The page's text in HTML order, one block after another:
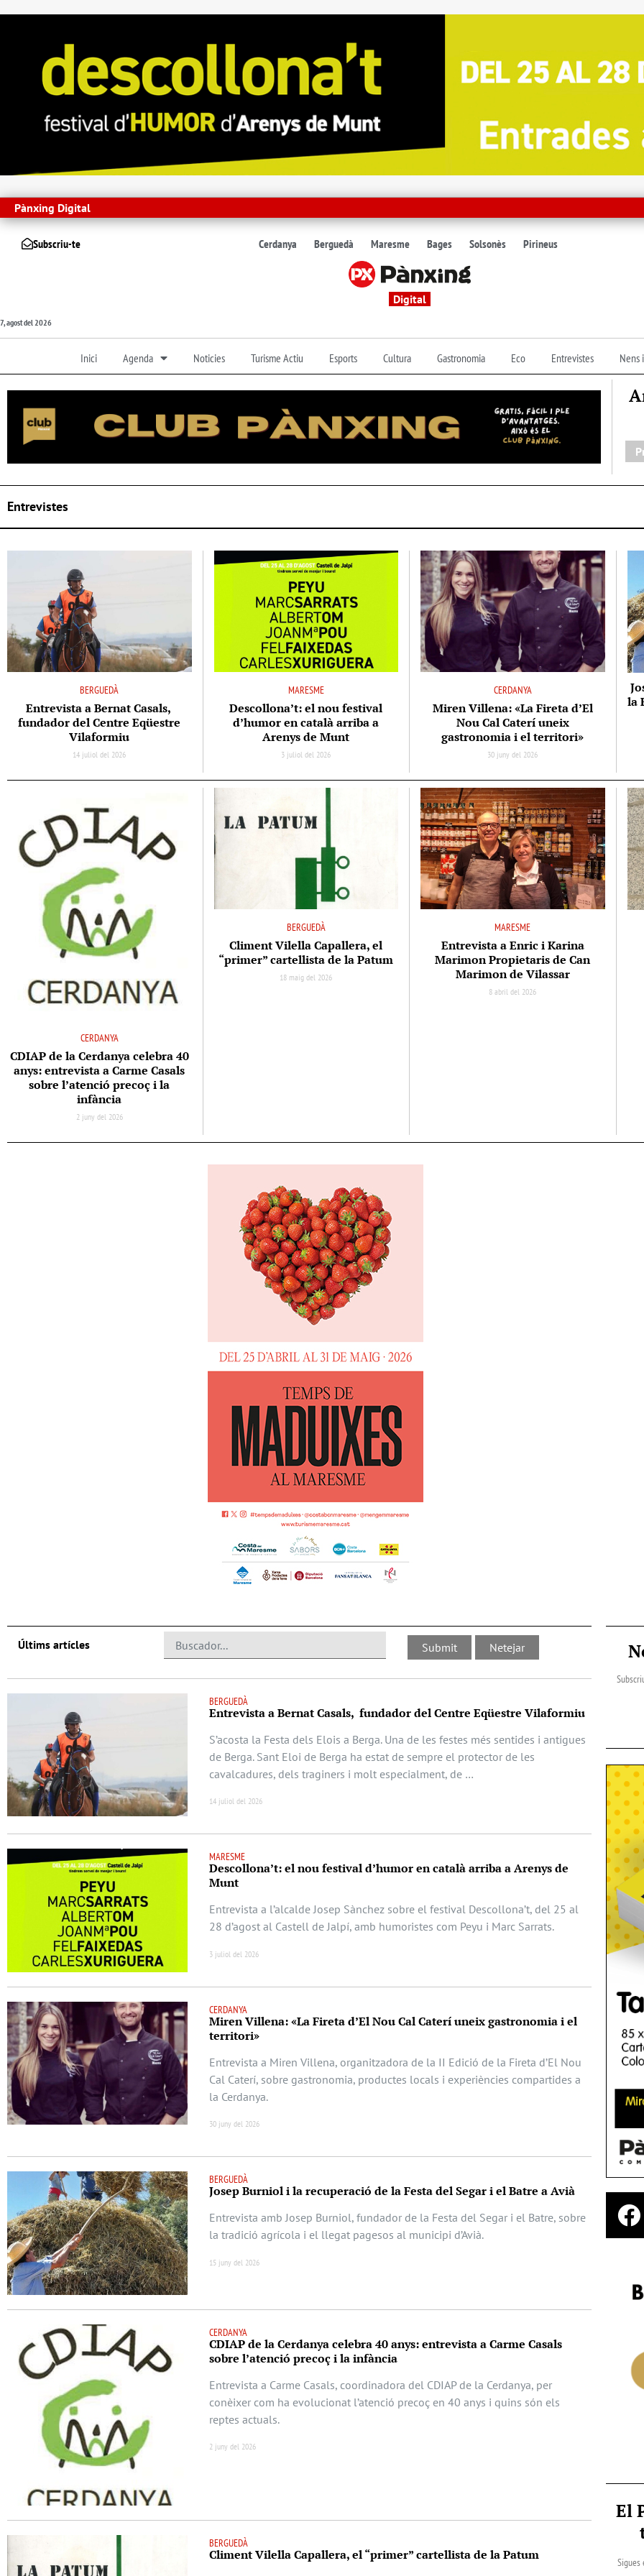
Pànxing Digital
Subscriu-te Cerdanya Berguedà Maresme Bages Solsonès Pirineus
Digital
7, agost del 2026
Inici Agenda Noticies Turisme Actiu Esports Cultura Gastronomia Eco Entrevistes Nens
Entrevistes
BERGUEDÀ
Entrevista a Bernat Casals,
fundador del Centre Eqüestre
Vilaformiu
14 juliol del 2026
MARESME
Descollona’t: el nou festival
d’humor en català arriba a
Arenys de Munt
3 juliol del 2026
CERDANYA
Miren Villena: «La Fireta d’El
Nou Cal Caterí uneix
gastronomia i el territori»
30 juny del 2026
la
CERDANYA
CDIAP de la Cerdanya celebra 40
anys: entrevista a Carme Casals
sobre l’atenció precoç i la
infància
2 juny del 2026
BERGUEDÀ
Climent Vilella Capallera, el
“primer” cartellista de la Patum
18 maig del 2026
MARESME
Entrevista a Enric i Karina
Marimon Propietaris de Can
Marimon de Vilassar
8 abril del 2026
Últims artícles
BERGUEDÀ
Entrevista a Bernat Casals, fundador del Centre Eqüestre Vilaformiu
S’acosta la Festa dels Elois a Berga. Una de les festes més sentides i antigues
de Berga. Sant Eloi de Berga ha estat de sempre el protector de les
cavalcadures, dels traginers i molt especialment, de …
14 juliol del 2026
MARESME
Descollona’t: el nou festival d’humor en català arriba a Arenys de
Munt
Entrevista a l’alcalde Josep Sànchez sobre el festival Descollona’t, del 25 al
28 d’agost al Castell de Jalpí, amb humoristes com Peyu i Marc Sarrats.
3 juliol del 2026
CERDANYA
Miren Villena: «La Fireta d’El Nou Cal Caterí uneix gastronomia i el
territori»
Entrevista a Miren Villena, organitzadora de la II Edició de la Fireta d’El Nou
Cal Caterí, sobre gastronomia, productes locals i experiències compartides a
la Cerdanya.
30 juny del 2026
BERGUEDÀ
Josep Burniol i la recuperació de la Festa del Segar i el Batre a Avià
Entrevista amb Josep Burniol, fundador de la Festa del Segar i el Batre, sobre
la tradició agrícola i el llegat pagesos al municipi d’Avià.
15 juny del 2026
CERDANYA
CDIAP de la Cerdanya celebra 40 anys: entrevista a Carme Casals
sobre l’atenció precoç i la infància
Entrevista a Carme Casals, coordinadora del CDIAP de la Cerdanya, per
conèixer com ha evolucionat l’atenció precoç en 40 anys i quins són els
reptes actuals.
2 juny del 2026
BERGUEDÀ
Climent Vilella Capallera, el “primer” cartellista de la Patum
El